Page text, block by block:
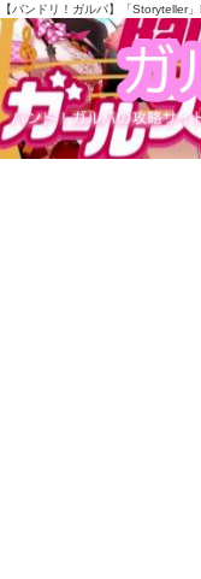
【バンドリ！ガルパ】「Storyteller